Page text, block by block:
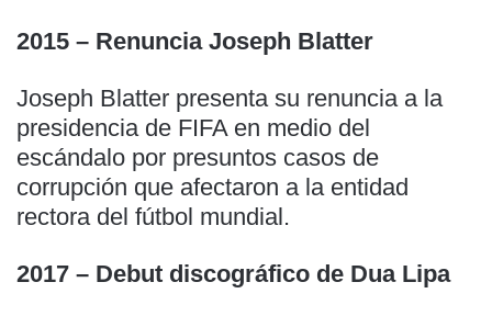
2015 – Renuncia Joseph Blatter
Joseph Blatter presenta su renuncia a la
presidencia de FIFA en medio del
escándalo por presuntos casos de
corrupción que afectaron a la entidad
rectora del fútbol mundial.
2017 – Debut discográfico de Dua Lipa